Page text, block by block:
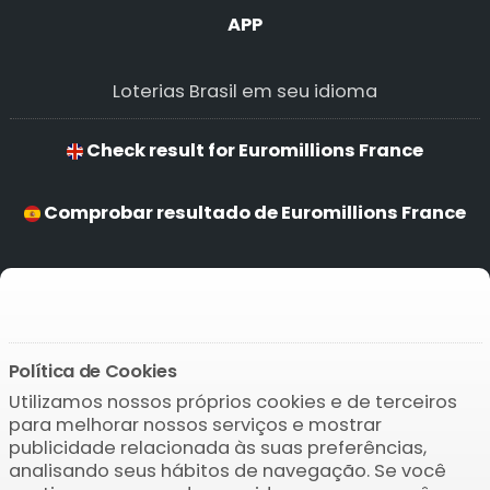
APP
Loterias Brasil em seu idioma
Check result for Euromillions France
Comprobar resultado de Euromillions France
Verificar resultado de Euromillions France
Ergebnis prüfen von Euromillions France
Baixar o APP
Política de Cookies
Utilizamos nossos próprios cookies e de terceiros
para melhorar nossos serviços e mostrar
publicidade relacionada às suas preferências,
analisando seus hábitos de navegação. Se você